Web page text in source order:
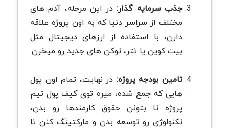
جذب سرمایه گذار: در این مرحله، آدم های
مختلف از سراسر دنیا که به اون پروژه علاقه
دارن، با استفاده از ارزهای دیجیتال مثل
بیت کوین یا تتر، توکن های جدید رو میخرن.
تامین بودجه پروژه: در نهایت، تمام اون پول
هایی که جمع شده، میره توی کیف پول تیم
پروژه تا بتونن حقوق کارمندها رو بدن،
تکنولوژی رو توسعه بدن و مارکتینگ کنن تا